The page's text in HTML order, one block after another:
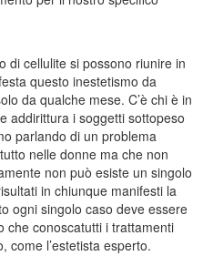
di cellulite si possono riunire in
questo inestetismo da
da qualche mese. C’è chi è in
addirittura i soggetti sottopeso
parlando di un problema
nelle donne ma che non
non può esiste un singolo
in chiunque manifesti la
ogni singolo caso deve essere
che conoscatutti i trattamenti
come l’estetista esperto.